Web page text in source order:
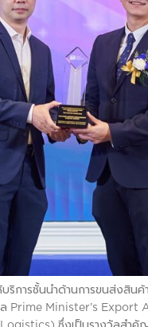
บริการชั้นนำด้านการขนส่งสิ
Prime Minister’s